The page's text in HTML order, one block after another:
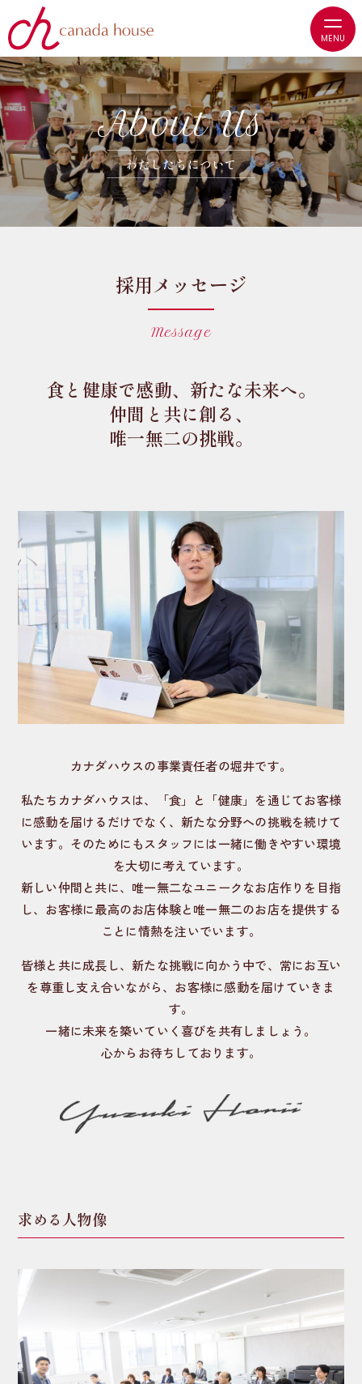
About Us
わたしたちについて
採用メッセージ
Message
食と健康で感動、新たな未来へ。
仲間と共に創る、
唯一無二の挑戦。
カナダハウスの事業責任者の堀井です。
私たちカナダハウスは、「食」と「健康」を通じてお客様
に感動を届けるだけでなく、新たな分野への挑戦を続けて
います。 そのためにもスタッフには一緒に働きやすい環境
を大切に考えています。
新しい仲間と共に、唯一無二なユニークなお店作りを目指
し、 お客様に最高のお店体験と唯一無二のお店を提供する
ことに情熱を注いでいます。
皆様と共に成長し、新たな挑戦に向かう中で、常にお互い
を尊重し支え合いながら、 お客様に感動を届けていきま
す。
一緒に未来を築いていく喜びを共有しましょう。
心からお待ちしております。
求める人物像